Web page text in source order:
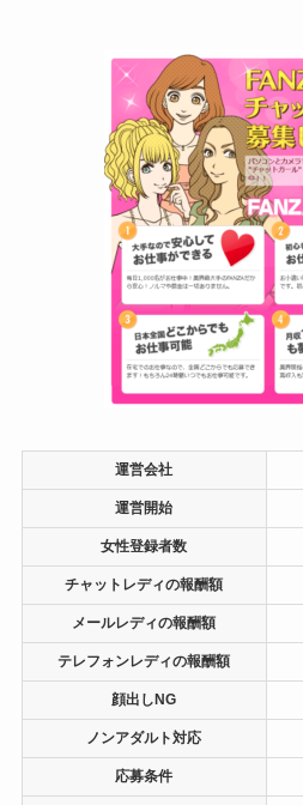
運営会社
運営開始
女性登録者数
チャットレディの報酬額
メールレディの報酬額
テレフォンレディの報酬額
顔出しNG
ノンアダルト対応
応募条件